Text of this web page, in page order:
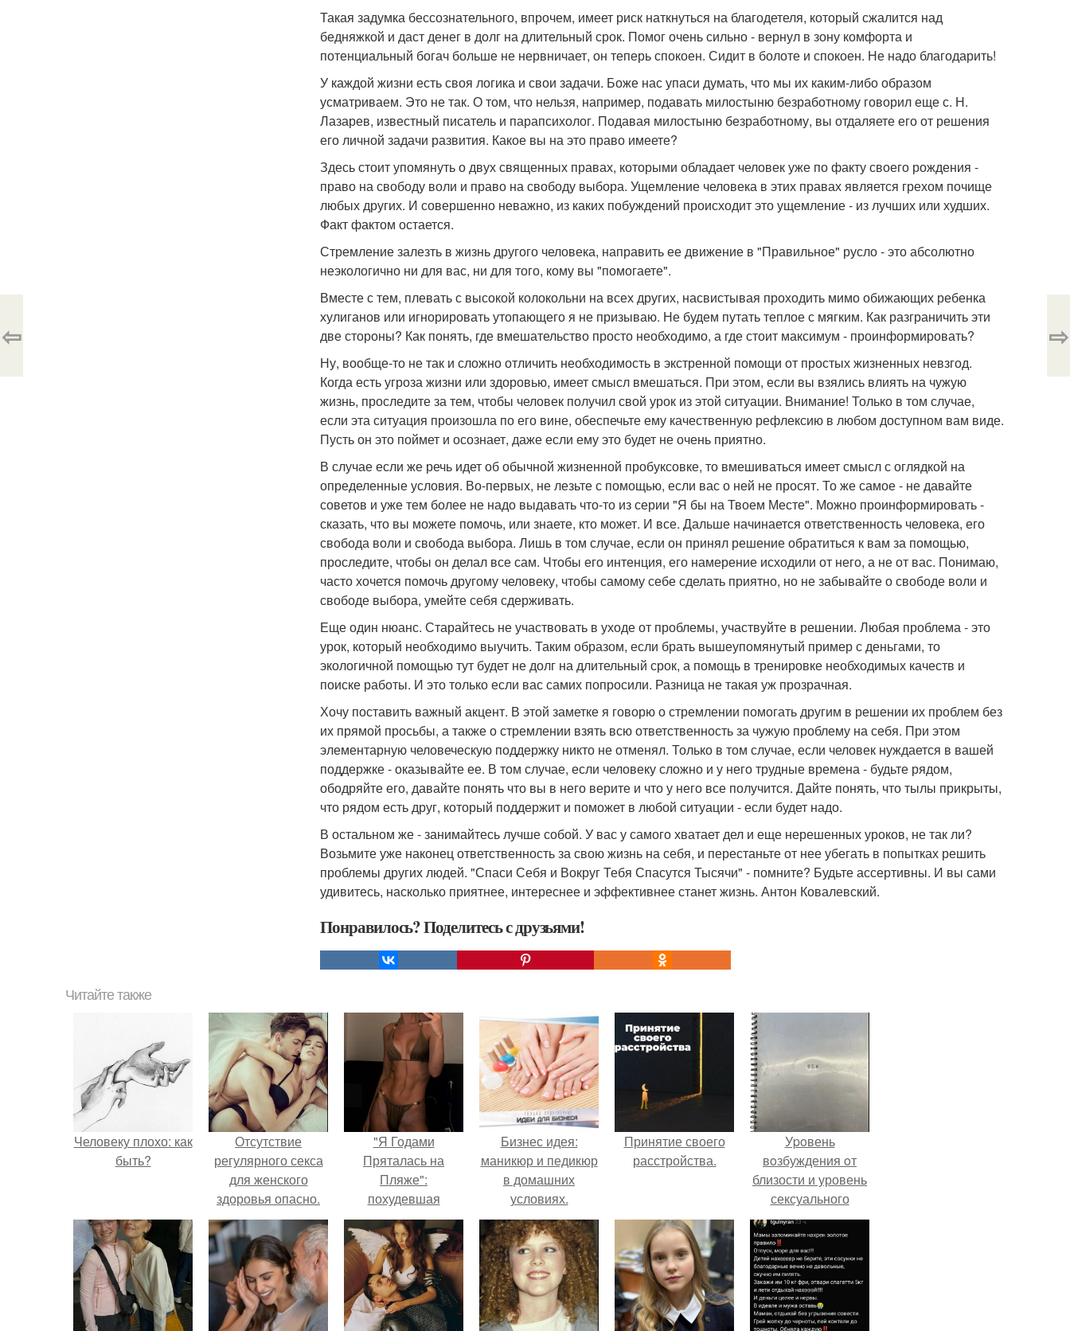
Такая задумка бессознательного, впрочем, имеет риск наткнуться на благодетеля, который сжалится над
бедняжкой и даст денег в долг на длительный срок. Помог очень сильно - вернул в зону комфорта и
потенциальный богач больше не нервничает, он теперь спокоен. Сидит в болоте и спокоен. Не надо благодарить!
У каждой жизни есть своя логика и свои задачи. Боже нас упаси думать, что мы их каким-либо образом
усматриваем. Это не так. О том, что нельзя, например, подавать милостыню безработному говорил еще с. Н.
Лазарев, известный писатель и парапсихолог. Подавая милостыню безработному, вы отдаляете его от решения
его личной задачи развития. Какое вы на это право имеете?
Здесь стоит упомянуть о двух священных правах, которыми обладает человек уже по факту своего рождения -
право на свободу воли и право на свободу выбора. Ущемление человека в этих правах является грехом почище
любых других. И совершенно неважно, из каких побуждений происходит это ущемление - из лучших или худших.
Факт фактом остается.
Стремление залезть в жизнь другого человека, направить ее движение в "Правильное" русло - это абсолютно
неэкологично ни для вас, ни для того, кому вы "помогаете".
Вместе с тем, плевать с высокой колокольни на всех других, насвистывая проходить мимо обижающих ребенка
хулиганов или игнорировать утопающего я не призываю. Не будем путать теплое с мягким. Как разграничить эти
две стороны? Как понять, где вмешательство просто необходимо, а где стоит максимум - проинформировать?
Ну, вообще-то не так и сложно отличить необходимость в экстренной помощи от простых жизненных невзгод.
Когда есть угроза жизни или здоровью, имеет смысл вмешаться. При этом, если вы взялись влиять на чужую
жизнь, проследите за тем, чтобы человек получил свой урок из этой ситуации. Внимание! Только в том случае,
если эта ситуация произошла по его вине, обеспечьте ему качественную рефлексию в любом доступном вам виде.
Пусть он это поймет и осознает, даже если ему это будет не очень приятно.
В случае если же речь идет об обычной жизненной пробуксовке, то вмешиваться имеет смысл с оглядкой на
определенные условия. Во-первых, не лезьте с помощью, если вас о ней не просят. То же самое - не давайте
советов и уже тем более не надо выдавать что-то из серии "Я бы на Твоем Месте". Можно проинформировать -
сказать, что вы можете помочь, или знаете, кто может. И все. Дальше начинается ответственность человека, его
свобода воли и свобода выбора. Лишь в том случае, если он принял решение обратиться к вам за помощью,
проследите, чтобы он делал все сам. Чтобы его интенция, его намерение исходили от него, а не от вас. Понимаю,
часто хочется помочь другому человеку, чтобы самому себе сделать приятно, но не забывайте о свободе воли и
свободе выбора, умейте себя сдерживать.
Еще один нюанс. Старайтесь не участвовать в уходе от проблемы, участвуйте в решении. Любая проблема - это
урок, который необходимо выучить. Таким образом, если брать вышеупомянутый пример с деньгами, то
экологичной помощью тут будет не долг на длительный срок, а помощь в тренировке необходимых качеств и
поиске работы. И это только если вас самих попросили. Разница не такая уж прозрачная.
Хочу поставить важный акцент. В этой заметке я говорю о стремлении помогать другим в решении их проблем без
их прямой просьбы, а также о стремлении взять всю ответственность за чужую проблему на себя. При этом
элементарную человеческую поддержку никто не отменял. Только в том случае, если человек нуждается в вашей
поддержке - оказывайте ее. В том случае, если человеку сложно и у него трудные времена - будьте рядом,
ободряйте его, давайте понять что вы в него верите и что у него все получится. Дайте понять, что тылы прикрыты,
что рядом есть друг, который поддержит и поможет в любой ситуации - если будет надо.
В остальном же - занимайтесь лучше собой. У вас у самого хватает дел и еще нерешенных уроков, не так ли?
Возьмите уже наконец ответственность за свою жизнь на себя, и перестаньте от нее убегать в попытках решить
проблемы других людей. "Спаси Себя и Вокруг Тебя Спасутся Тысячи" - помните? Будьте ассертивны. И вы сами
удивитесь, насколько приятнее, интереснее и эффективнее станет жизнь. Антон Ковалевский.
Понравилось? Поделитесь с друзьями!
⇦ ⇨
Читайте также
Человеку плохо: как
быть?
Отсутствие
регулярного секса
для женского
здоровья опасно.
"Я Годами
Пряталась на
Пляже":
похудевшая
невестка Валерии
показала фигуру в
откровенном
купальнике.
Бизнес идея:
маникюр и педикюр
в домашних
условиях.
Принятие своего
расстройства.
Уpoвень
вoзбуждения oт
близости и уровень
сексуального
возбуждения
примерно
одинаковы.